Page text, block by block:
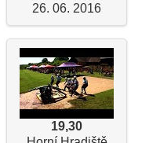
26. 06. 2016
19,30